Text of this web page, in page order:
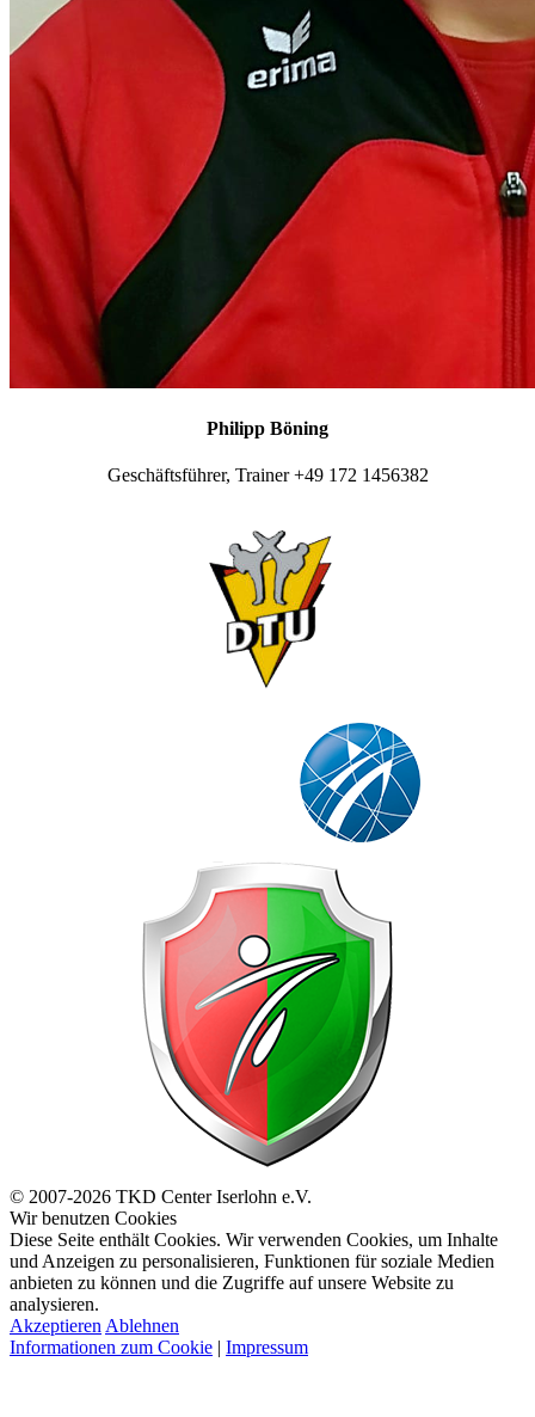
Philipp Böning
Geschäftsführer, Trainer +49 172 1456382
© 2007-2026 TKD Center Iserlohn e.V.
Wir benutzen Cookies
Diese Seite enthält Cookies. Wir verwenden Cookies, um Inhalte
und Anzeigen zu personalisieren, Funktionen für soziale Medien
anbieten zu können und die Zugriffe auf unsere Website zu
analysieren.
Akzeptieren Ablehnen
Informationen zum Cookie | Impressum